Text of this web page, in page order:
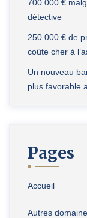
700.000 €
détective
250.000 € de
coûte cher à
Un nouveau
plus favorable
Pages
Accueil
Autres